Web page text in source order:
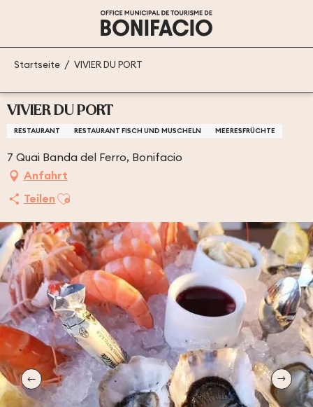
principal
Startseite VIVIER DU PORT
VIVIER DU PORT
RESTAURANT RESTAURANT FISCH UND MUSCHELN MEERESFRÜCHTE
7 Quai Banda del Ferro, Bonifacio
Anfahrt
TeilenAjouter aux favoris